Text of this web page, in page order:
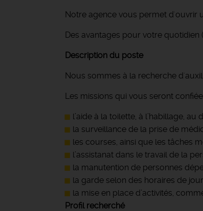
Notre agence vous permet d'ouvrir
Des avantages pour votre quotidien
Description du poste
Nous sommes à la recherche
Les missions qui vous seront
l’aide à la toilette, à l’habillage,
la surveillance de la prise de
les courses, ainsi que les tâches
l’assistanat dans le travail de la
la manutention de personnes
la garde selon des horaires de
la mise en place d’activités,
Profil recherché